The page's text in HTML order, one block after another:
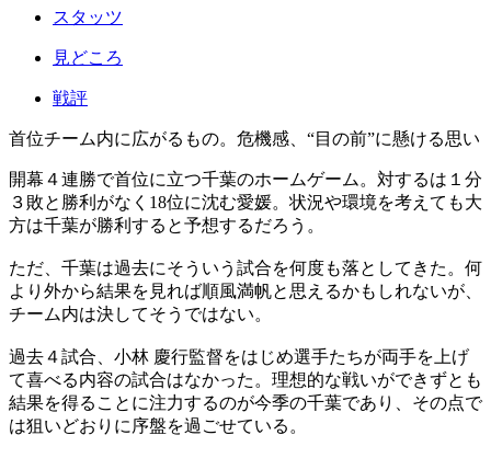
スタッツ
見どころ
戦評
首位チーム内に広がるもの。危機感、“目の前”に懸ける思い
開幕４連勝で首位に立つ千葉のホームゲーム。対するは１分
３敗と勝利がなく18位に沈む愛媛。状況や環境を考えても大
方は千葉が勝利すると予想するだろう。
ただ、千葉は過去にそういう試合を何度も落としてきた。何
より外から結果を見れば順風満帆と思えるかもしれないが、
チーム内は決してそうではない。
過去４試合、小林 慶行監督をはじめ選手たちが両手を上げ
て喜べる内容の試合はなかった。理想的な戦いができずとも
結果を得ることに注力するのが今季の千葉であり、その点で
は狙いどおりに序盤を過ごせている。